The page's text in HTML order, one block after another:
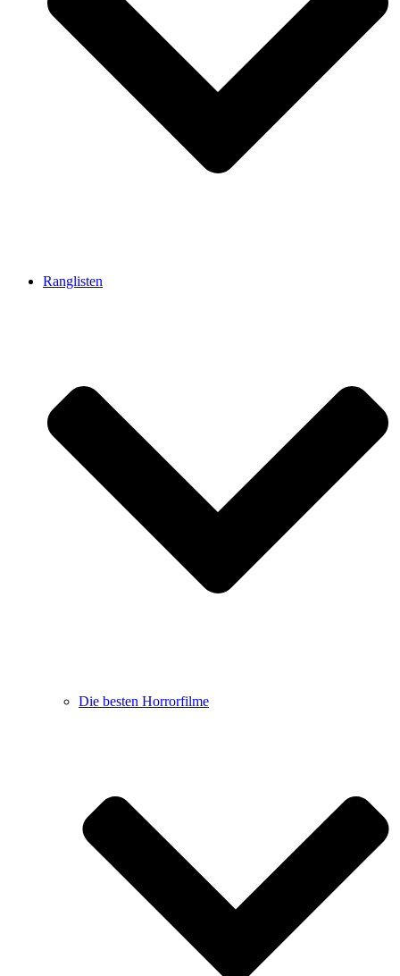
Ranglisten
Die besten Horrorfilme